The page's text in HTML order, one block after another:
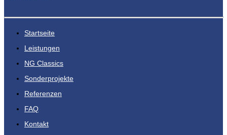
Startseite
Leistungen
NG Classics
Sonderprojekte
Referenzen
FAQ
Kontakt